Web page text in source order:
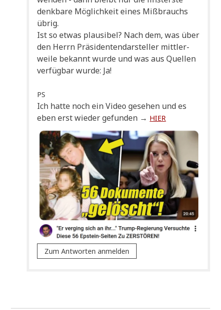
denk­ba­re Mög­lich­keit eines Miß­brauchs
übrig.
Ist so etwas plau­si­bel? Nach dem, was über
den Herrn Prä­si­den­ten­dar­stel­ler mitt­ler­
wei­le bekannt wur­de und was aus Quel­len
ver­füg­bar wur­de: Ja!
PS
Ich hat­te noch ein Video gese­hen und es
eben erst wie­der gefun­den → HIER
Zum Antworten anmelden